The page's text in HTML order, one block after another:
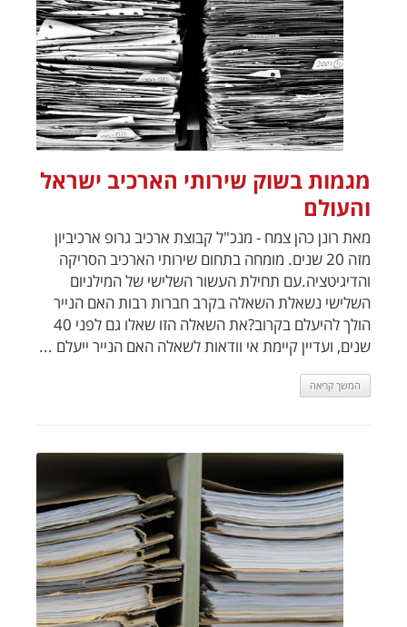
מגמות בשוק שירותי הארכיב ישראל
והעולם
מאת רונן כהן צמח - מנכ"ל קבוצת ארכיב גרופ ארכיביון
מזה 20 שנים. מומחה בתחום שירותי הארכיב הסריקה
והדיגיטציה.עם תחילת העשור השלישי של המילניום
השלישי נשאלת השאלה בקרב חברות רבות האם הנייר
הולך להיעלם בקרוב?את השאלה הזו שאלו גם לפני 40
שנים, ועדיין קיימת אי וודאות לשאלה האם הנייר ייעלם ...
המשך קריאה